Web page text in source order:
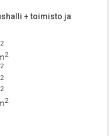
+ toimisto ja
2
2
2
2
2
2